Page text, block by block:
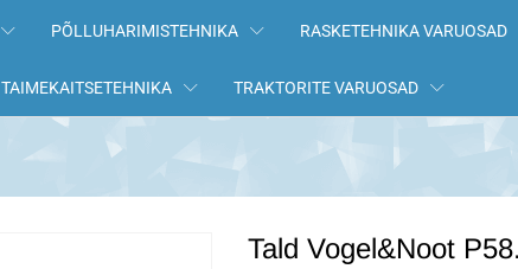
PÕLLUHARIMISTEHNIKA RASKETEHNIKA VARUOSAD
TAIMEKAITSETEHNIKA TRAKTORITE VARUOSAD
Tald Vogel&Noot